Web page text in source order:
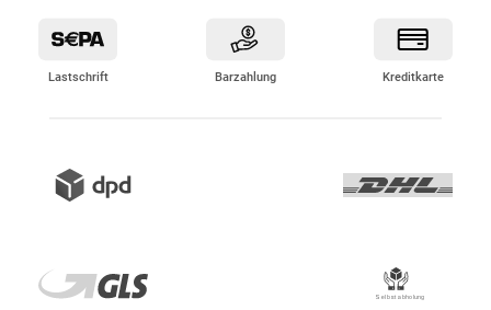
Lastschrift Barzahlung Kreditkarte